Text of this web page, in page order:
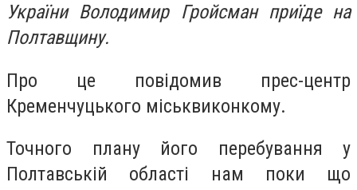
України Володимир Гройсман приїде на
Полтавщину.
Про це повідомив прес-центр
Кременчуцького міськвиконкому.
Точного плану його перебування у
Полтавській області нам поки що